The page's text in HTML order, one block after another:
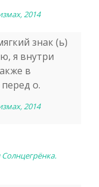
2014
знак (ь)
я внутри
в
о.
2014